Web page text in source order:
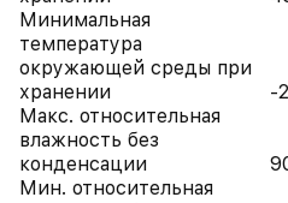
Минимальная
температура
окружающей среды при
хранении
-
Макс. относительная
влажность без
конденсации
Мин. относительная